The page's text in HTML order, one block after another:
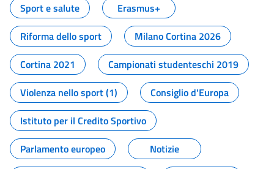
Sport e salute
Erasmus+
Riforma dello sport
Milano Cortina 2026
Cortina 2021
Campionati studenteschi 2019
Violenza nello sport (1)
Consiglio d'Europa
Istituto per il Credito Sportivo
Parlamento europeo
Notizie